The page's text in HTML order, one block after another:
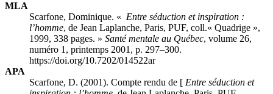
MLA
Scarfone, Dominique. « Entre séduction et inspiration :
l’homme, de Jean Laplanche, Paris, PUF, coll.« Quadrige »,
1999, 338 pages. » Santé mentale au Québec, volume 26,
numéro 1, printemps 2001, p. 297–300.
https://doi.org/10.7202/014522ar
APA
Scarfone, D. (2001). Compte rendu de [ Entre séduction et